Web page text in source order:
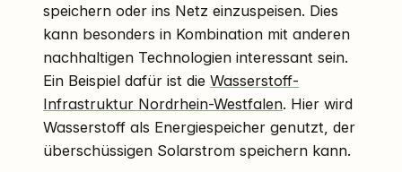
speichern oder ins Netz einzuspeisen. Dies
kann besonders in Kombination mit anderen
nachhaltigen Technologien interessant sein.
Ein Beispiel dafür ist die Wasserstoff-
Infrastruktur Nordrhein-Westfalen. Hier wird
Wasserstoff als Energiespeicher genutzt, der
überschüssigen Solarstrom speichern kann.